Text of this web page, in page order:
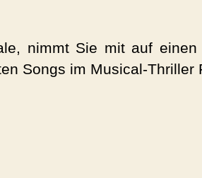
nimmt Sie mit auf einen
Songs im Musical-Thriller